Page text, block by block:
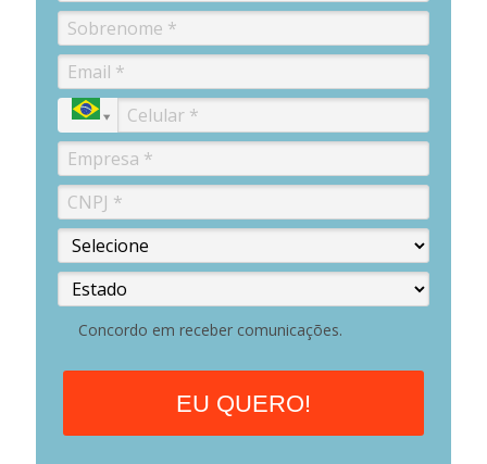
Concordo em receber comunicações.
EU QUERO!